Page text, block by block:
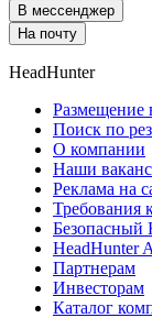
В мессенджер
На почту
HeadHunter
Размещение
Поиск по
О компании
Наши
Реклама на
Требования
Безопасный
HeadHunter
Партнерам
Инвесторам
Каталог